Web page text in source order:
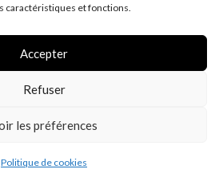
caractéristiques et fonctions.
Accepter
Refuser
les préférences
Politique de cookies
R.G.P.D.